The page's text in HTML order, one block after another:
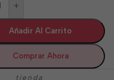
+
Añadir Al Carrito
Comprar Ahora
tienda